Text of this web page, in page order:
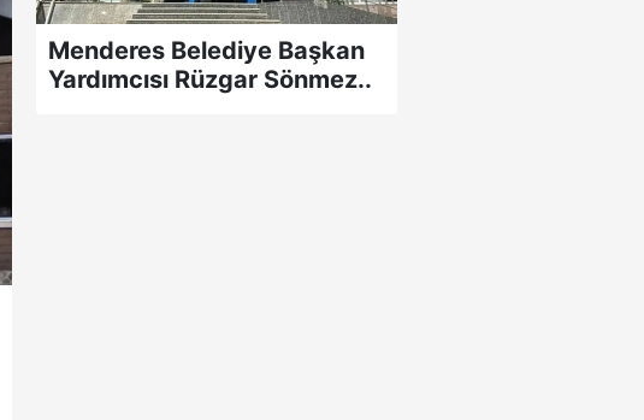
Menderes Belediye Başkan
Yardımcısı Rüzgar Sönmez..